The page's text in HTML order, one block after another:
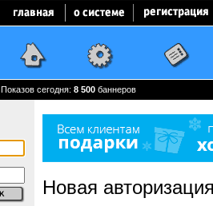
Показов сегодня: 8 500 баннеров
Новая